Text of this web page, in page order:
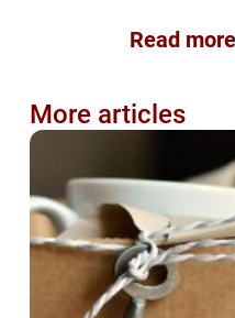
Read
More articles